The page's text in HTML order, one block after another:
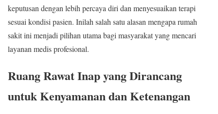
keputusan dengan lebih percaya diri dan menyesuaikan terapi
sesuai kondisi pasien. Inilah salah satu alasan mengapa rumah
sakit ini menjadi pilihan utama bagi masyarakat yang mencari
layanan medis profesional.
Ruang Rawat Inap yang Dirancang
untuk Kenyamanan dan Ketenangan